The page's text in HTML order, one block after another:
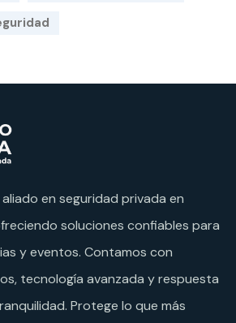
en seguridad privada en
soluciones confiables para
y eventos. Contamos con
tecnología avanzada y respuesta
Protege lo que más